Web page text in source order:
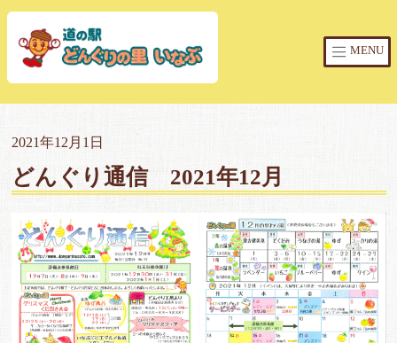
MENU
2021年12月1日
どんぐり通信 2021年12月